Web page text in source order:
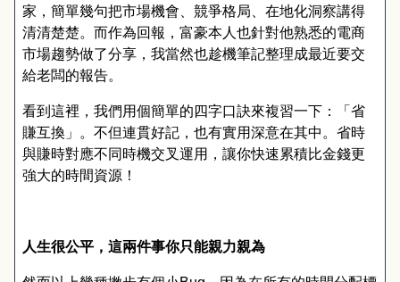
家 ， 簡單幾句把市場機會 競爭格局
在地化洞察講得
清清楚楚。 而作為回報 ， 富豪本人也針對他熟悉的電商
市場趨勢做了分享 ， 我當然也趁機筆記整理成最近要交
給老闆的報告。
看到這裡 ， 我們用個簡單的四字口訣來複習一下 ：「 省
賺互換 」。 不但連貫好記 ， 也有實用深意在其中 。 省時
與賺時對應不同時機交叉運用，讓你快速累積比金錢更
強大的時間資源！
人生很公平，這兩件事你只能親力親為